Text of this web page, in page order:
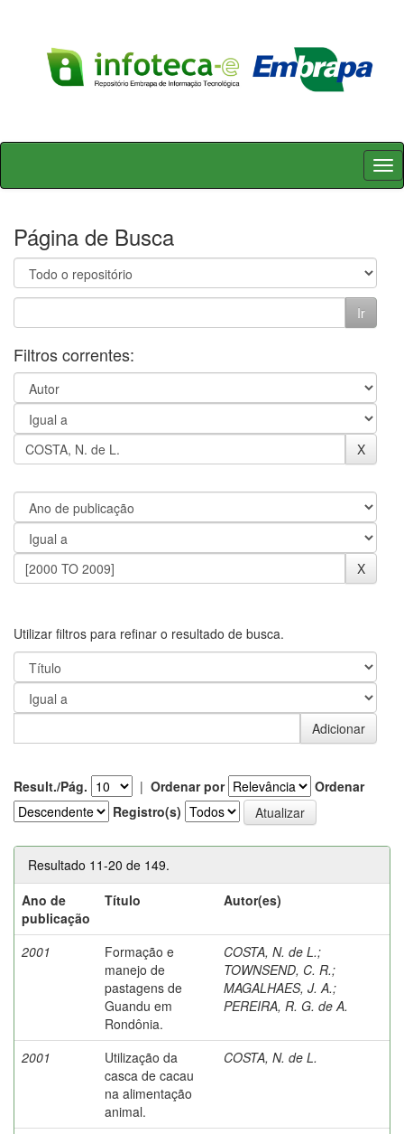
Skip
Página de Busca
Filtros correntes:
Utilizar filtros para refinar o resultado de busca.
Result./Pág. | Ordenar por
Ordenar
Registro(s)
Resultado 11-20 de 149.
Ano de
publicação
Título Autor(es)
2001
Formação e
manejo de
pastagens de
Guandu em
Rondônia.
COSTA, N. de L.;
TOWNSEND, C. R.;
MAGALHAES, J. A.;
PEREIRA, R. G. de A.
2001
Utilização da
casca de cacau
na alimentação
animal.
COSTA, N. de L.